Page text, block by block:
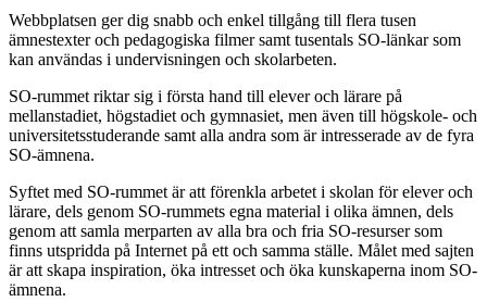
Webbplatsen ger dig snabb och enkel tillgång till flera tusen
ämnestexter och pedagogiska filmer samt tusentals SO-länkar som
kan användas i undervisningen och skolarbeten.
SO-rummet riktar sig i första hand till elever och lärare på
mellanstadiet, högstadiet och gymnasiet, men även till högskole- och
universitetsstuderande samt alla andra som är intresserade av de fyra
SO-ämnena.
Syftet med SO-rummet är att förenkla arbetet i skolan för elever och
lärare, dels genom SO-rummets egna material i olika ämnen, dels
genom att samla merparten av alla bra och fria SO-resurser som
finns utspridda på Internet på ett och samma ställe. Målet med sajten
är att skapa inspiration, öka intresset och öka kunskaperna inom SO-
ämnena.